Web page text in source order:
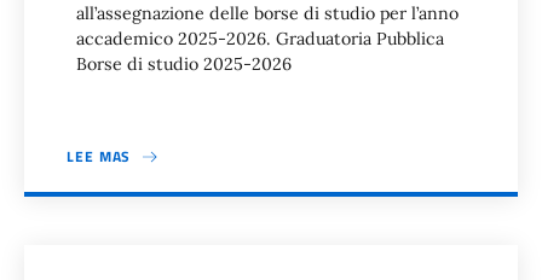
all’assegnazione delle borse di studio per l’anno
accademico 2025-2026. Graduatoria Pubblica
Borse di studio 2025-2026
LEE MAS